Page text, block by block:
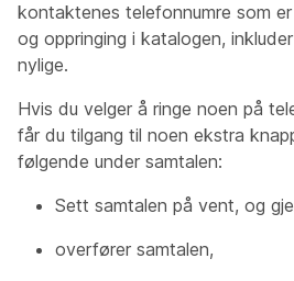
kontaktenes telefonnumre som
og oppringing i katalogen,
nylige.
Hvis du velger å ringe noen på
får du tilgang til noen ekstra
følgende under samtalen:
Sett samtalen på vent, og
overfører samtalen,